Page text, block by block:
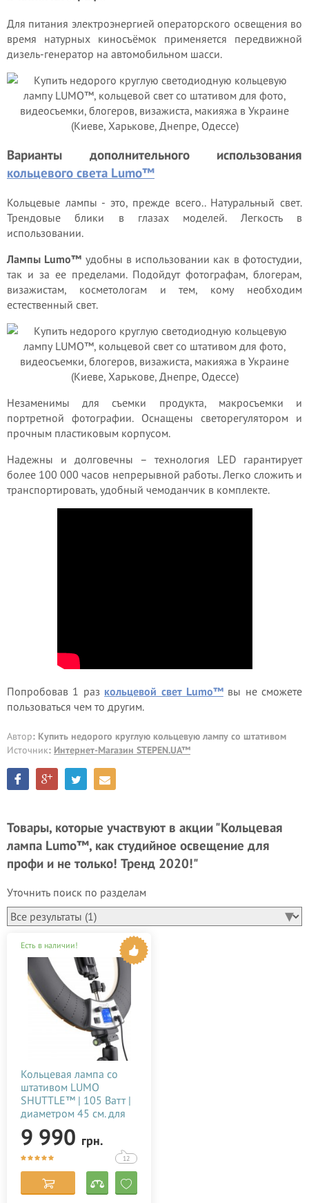
Для питания электроэнергией операторского освещения во
время натурных киносъёмок применяется передвижной
дизель-генератор на автомобильном шасси.
Варианты дополнительного использования
кольцевого света Lumo™
Кольцевые лампы - это, прежде всего.. Натуральный свет.
Трендовые блики в глазах моделей. Легкость в
использовании.
Лампы Lumo™ удобны в использовании как в фотостудии,
так и за ее пределами. Подойдут фотографам, блогерам,
визажистам, косметологам и тем, кому необходим
естественный свет.
Незаменимы для съемки продукта, макросъемки и
портретной фотографии. Оснащены светорегулятором и
прочным пластиковым корпусом.
Надежны и долговечны – технология LED гарантирует
более 100 000 часов непрерывной работы. Легко сложить и
транспортировать, удобный чемоданчик в комплекте.
Попробовав 1 раз кольцевой свет Lumo™вы не сможете
пользоваться чем то другим.
Автор: Купить недорого круглую кольцевую лампу со штативом
Источник: Интернет-Магазин STEPEN.UA™
Товары, которые участвуют в акции "Кольцевая
лампа Lumo™, как студийное освещение для
профи и не только! Тренд 2020!"
Уточнить поиск по разделам
Есть в наличии!
Кольцевая лампа со
штативом LUMO
SHUTTLE™ | 105 Ватт |
диаметром 45 см. для
тик тока, селфи, фото,
видео, блогеров,
визажиста купить
недорого в Украине
(Киеве) 15082022
9 990 грн.
12